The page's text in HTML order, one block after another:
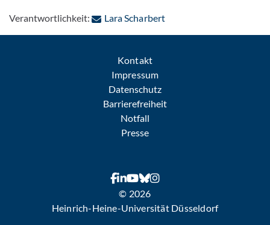
Verantwortlichkeit: Lara Scharbert: Per E-Mail kontaktieren
Kontakt
Impressum
Datenschutz
Barrierefreiheit
Notfall
Presse
© 2026
Heinrich-Heine-Universität Düsseldorf